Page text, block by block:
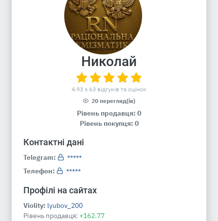
Николай
4.93 з 63 відгуків та оцінок
20 перегляд(ів)
Рівень продавця: 0
Рівень покупця: 0
Контактні дані
Telegram:
*****
Телефон:
*****
Профілі на сайтах
Violity: lyubov_200
Рівень продавця: +162.77